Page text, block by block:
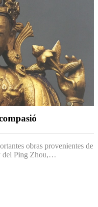
obras provenientes de
del Ping Zhou,…